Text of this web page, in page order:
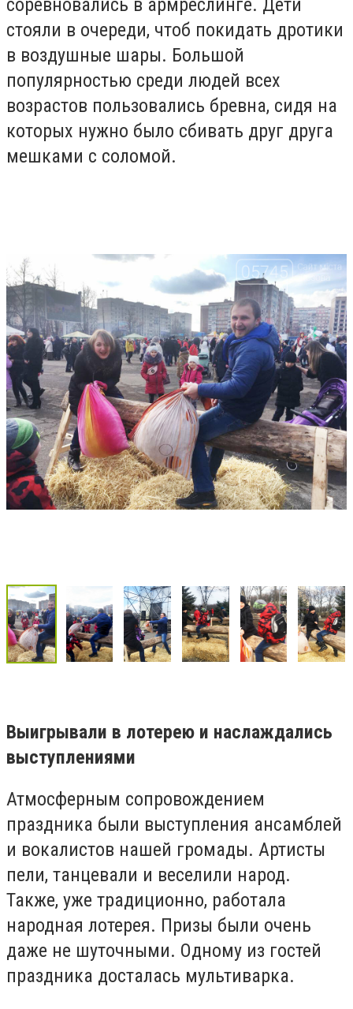
соревновались в армреслинге. Дети
стояли в очереди, чтоб покидать дротики
в воздушные шары. Большой
популярностью среди людей всех
возрастов пользовались бревна, сидя на
которых нужно было сбивать друг друга
мешками с соломой.
Выигрывали в лотерею и наслаждались
выступлениями
Атмосферным сопровождением
праздника были выступления ансамблей
и вокалистов нашей громады. Артисты
пели, танцевали и веселили народ.
Также, уже традиционно, работала
народная лотерея. Призы были очень
даже не шуточными. Одному из гостей
праздника досталась мультиварка.